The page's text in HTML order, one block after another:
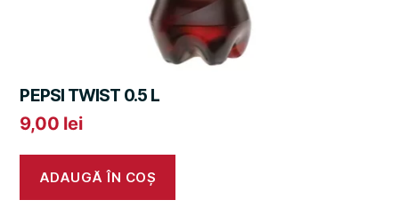
PEPSI TWIST 0.5 L
9,00 lei
ADAUGĂ ÎN COȘ